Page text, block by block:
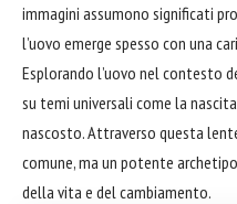
immagini assumono significati
l’uovo emerge spesso con una
Esplorando l’uovo nel contesto
su temi universali come la
nascosto. Attraverso questa
comune, ma un potente
della vita e del cambiamento.